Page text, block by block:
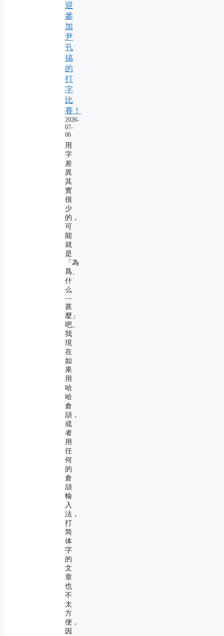
迎
參
加
尹
卂
搞
的
打
字
比
賽！
2026-
07-
06
用
字
差
異
其
實
很
少
的，
可
能
就
是
「為
爲、
什
么
―
甚
麼」
吧。
我
現
在
如
果
用
哈
哈
倉
頡，
或
者
用
任
何
的
倉
頡
輸
入
法，
打
简
体
字
的
文
章
也
不
太
方
便，
因